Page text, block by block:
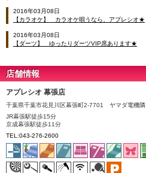
2016年03月08日
【カラオケ】 カラオケ唄うなら、アプレシオ★
2016年03月08日
【ダーツ】 ゆったりダーツVIP席あります★
店舗情報
アプレシオ 幕張店
千葉県千葉市花見川区幕張町2-7701 ヤマダ電機隣
JR幕張駅徒歩15分
京成幕張駅徒歩11分
TEL:043-276-2600